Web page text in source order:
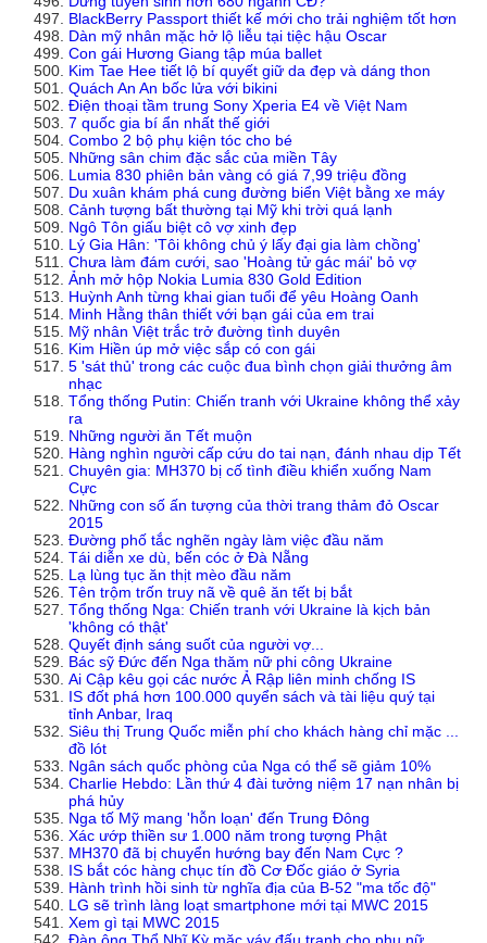
BlackBerry Passport thiết kế mới cho trải nghiệm tốt hơn
Dàn mỹ nhân mặc hở lộ liễu tại tiệc hậu Oscar
Con gái Hương Giang tập múa ballet
Kim Tae Hee tiết lộ bí quyết giữ da đẹp và dáng thon
Quách An An bốc lửa với bikini
Điện thoại tầm trung Sony Xperia E4 về Việt Nam
7 quốc gia bí ẩn nhất thế giới
Combo 2 bộ phụ kiện tóc cho bé
Những sân chim đặc sắc của miền Tây
Lumia 830 phiên bản vàng có giá 7,99 triệu đồng
Du xuân khám phá cung đường biển Việt bằng xe máy
Cảnh tượng bất thường tại Mỹ khi trời quá lạnh
Ngô Tôn giấu biệt cô vợ xinh đẹp
Lý Gia Hân: 'Tôi không chủ ý lấy đại gia làm chồng'
Chưa làm đám cưới, sao 'Hoàng tử gác mái' bỏ vợ
Ảnh mở hộp Nokia Lumia 830 Gold Edition
Huỳnh Anh từng khai gian tuổi để yêu Hoàng Oanh
Minh Hằng thân thiết với bạn gái của em trai
Mỹ nhân Việt trắc trở đường tình duyên
Kim Hiền úp mở việc sắp có con gái
5 'sát thủ' trong các cuộc đua bình chọn giải thưởng âm
nhạc
Tổng thống Putin: Chiến tranh với Ukraine không thể xảy
ra
Những người ăn Tết muộn
Hàng nghìn người cấp cứu do tai nạn, đánh nhau dịp Tết
Chuyên gia: MH370 bị cố tình điều khiển xuống Nam
Cực
Những con số ấn tượng của thời trang thảm đỏ Oscar
2015
Đường phố tắc nghẽn ngày làm việc đầu năm
Tái diễn xe dù, bến cóc ở Đà Nẵng
Lạ lùng tục ăn thịt mèo đầu năm
Tên trộm trốn truy nã về quê ăn tết bị bắt
Tổng thống Nga: Chiến tranh với Ukraine là kịch bản
'không có thật'
Quyết định sáng suốt của người vợ...
Bác sỹ Đức đến Nga thăm nữ phi công Ukraine
Ai Cập kêu gọi các nước Ả Rập liên minh chống IS
IS đốt phá hơn 100.000 quyển sách và tài liệu quý tại
tỉnh Anbar, Iraq
Siêu thị Trung Quốc miễn phí cho khách hàng chỉ mặc ...
đồ lót
Ngân sách quốc phòng của Nga có thể sẽ giảm 10%
Charlie Hebdo: Lần thứ 4 đài tưởng niệm 17 nạn nhân bị
phá hủy
Nga tố Mỹ mang 'hỗn loạn' đến Trung Đông
Xác ướp thiền sư 1.000 năm trong tượng Phật
MH370 đã bị chuyển hướng bay đến Nam Cực ?
IS bắt cóc hàng chục tín đồ Cơ Đốc giáo ở Syria
Hành trình hồi sinh từ nghĩa địa của B-52 "ma tốc độ"
LG sẽ trình làng loạt smartphone mới tại MWC 2015
Xem gì tại MWC 2015